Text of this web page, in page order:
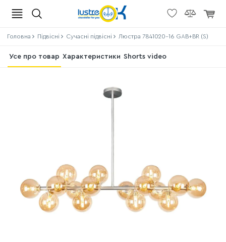
Головна Підвісні Сучасні підвісні Люстра 7841020-16 GAB+BR (S)
Усе про товар Характеристики Shorts video